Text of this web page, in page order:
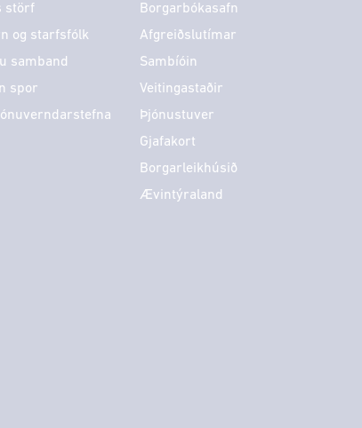
störf
og starfsfólk
samband
spor
Borgarbókasafn
Afgreiðslutímar
Sambíóin
Veitingastaðir
Þjónustuver
Gjafakort
Borgarleikhúsið
Ævintýraland